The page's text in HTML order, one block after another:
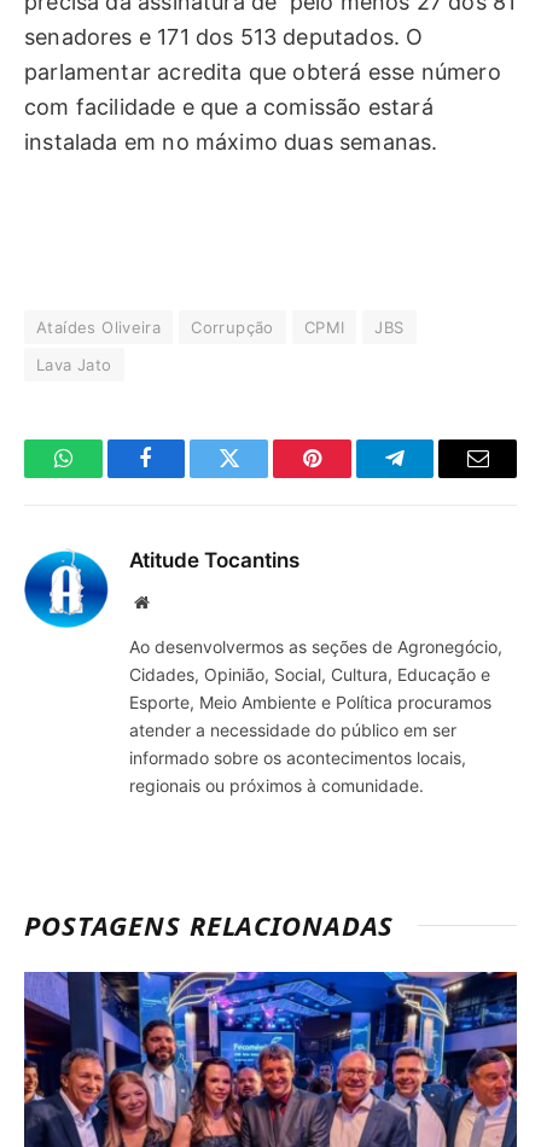
senadores e 171 dos 513 deputados. O
parlamentar acredita que obterá esse número
com facilidade e que a comissão estará
instalada em no máximo duas semanas.
Ataídes Oliveira Corrupção CPMI
JBS
Lava Jato
WhatsAppFacebookTwitter Pinterest TelegramaE-
Atitude Tocantins
Site
Ao desenvolvermos as seções de Agronegócio,
Cidades, Opinião, Social, Cultura, Educação e
Esporte, Meio Ambiente e Política procuramos
atender a necessidade do público em ser
informado sobre os acontecimentos locais,
regionais ou próximos à comunidade.
POSTAGENS RELACIONADAS